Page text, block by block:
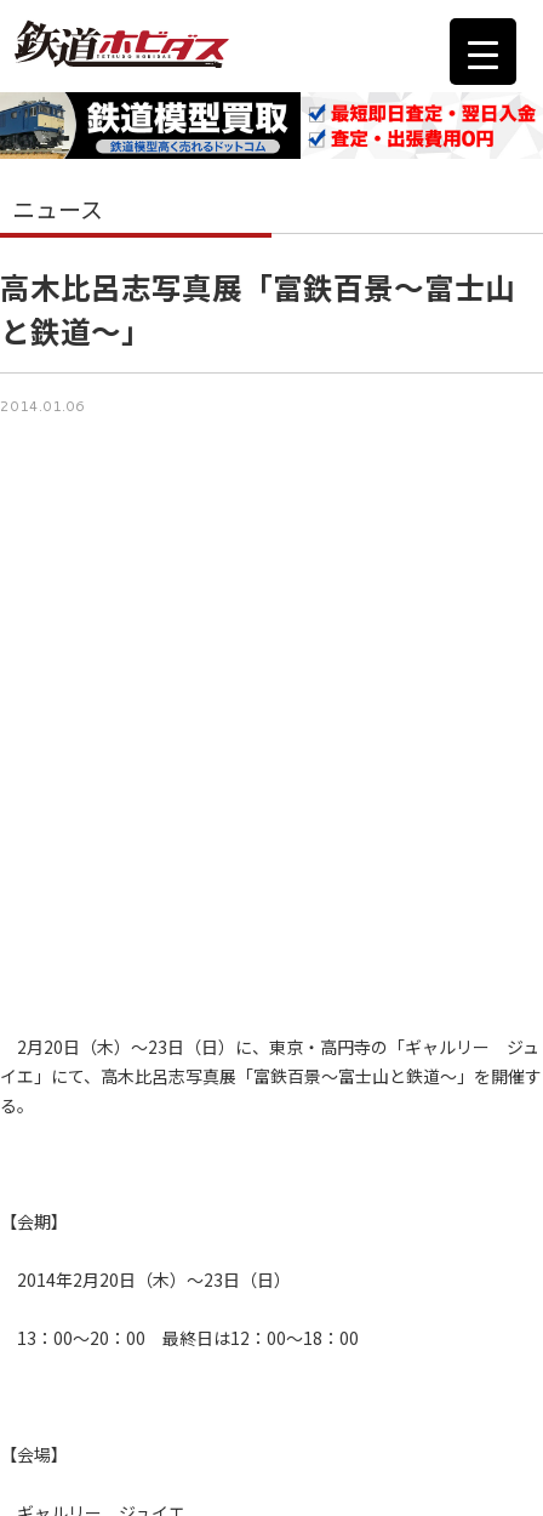
ニュース
高木比呂志写真展「富鉄百景～富士山
と鉄道～」
2014.01.06
2月20日（木）～23日（日）に、東京・高円寺の「ギャルリー ジュ
イエ」にて、高木比呂志写真展「富鉄百景～富士山と鉄道～」を開催す
る。
【会期】
2014年2月20日（木）～23日（日）
13：00～20：00 最終日は12：00～18：00
【会場】